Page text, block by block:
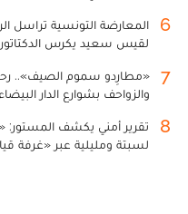
6
المعارضة التونسية تراسل
لقيس سعيد يكرس
7
«مطارِدو سموم الصيف»..
والزواحف بشوارع الدار البيضاء
8
تقرير أمني يكشف المستور:
لسبتة ومليلية عبر «غرفة